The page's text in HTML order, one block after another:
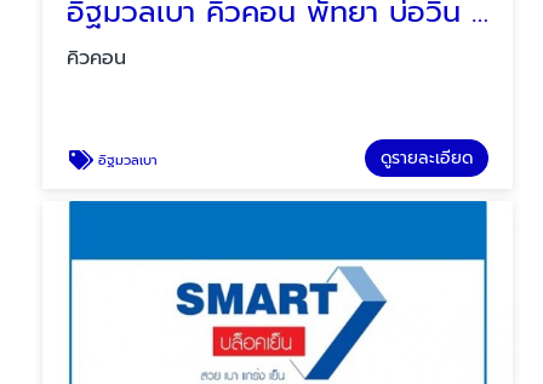
อิฐมวลเบา คิวคอน พัทยา บ่อวิน ระยอง
คิวคอน
อิฐมวลเบา ดูรายละเอียด